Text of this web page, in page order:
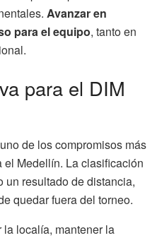
Avanzar en
para el equipo, tanto en
para el DIM
de los compromisos más
el Medellín. La clasificación
un resultado de distancia,
quedar fuera del torneo.
localía, mantener la